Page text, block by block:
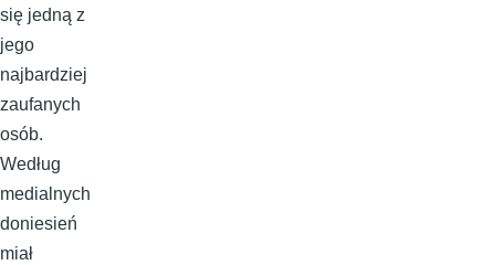
się jedną z
jego
najbardziej
zaufanych
osób.
Według
medialnych
doniesień
miał